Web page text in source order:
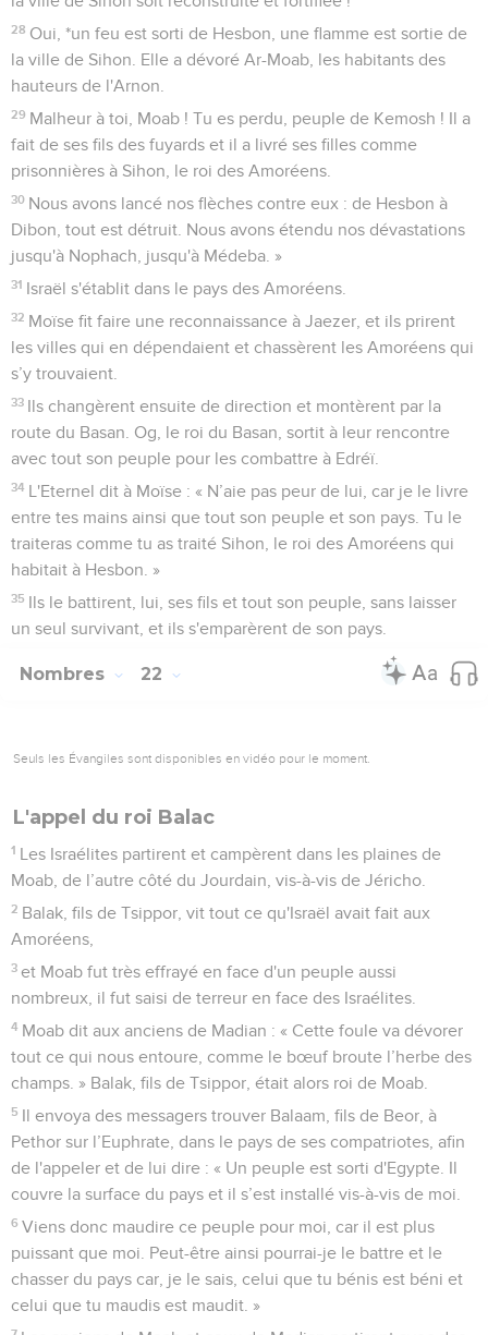
28 Oui, *un feu est sorti de Hesbon, une flamme est sortie de
la ville de Sihon. Elle a dévoré Ar-Moab, les habitants des
hauteurs de l'Arnon.
29 Malheur à toi, Moab ! Tu es perdu, peuple de Kemosh ! Il a
fait de ses fils des fuyards et il a livré ses filles comme
prisonnières à Sihon, le roi des Amoréens.
30 Nous avons lancé nos flèches contre eux : de Hesbon à
Dibon, tout est détruit. Nous avons étendu nos dévastations
jusqu'à Nophach, jusqu'à Médeba. »
31 Israël s'établit dans le pays des Amoréens.
32 Moïse fit faire une reconnaissance à Jaezer, et ils prirent
les villes qui en dépendaient et chassèrent les Amoréens qui
s’y trouvaient.
33 Ils changèrent ensuite de direction et montèrent par la
route du Basan. Og, le roi du Basan, sortit à leur rencontre
avec tout son peuple pour les combattre à Edréï.
34 L'Eternel dit à Moïse : « N’aie pas peur de lui, car je le livre
entre tes mains ainsi que tout son peuple et son pays. Tu le
traiteras comme tu as traité Sihon, le roi des Amoréens qui
habitait à Hesbon. »
35 Ils le battirent, lui, ses fils et tout son peuple, sans laisser
un seul survivant, et ils s'emparèrent de son pays.
Nombres 22
Seuls les Évangiles sont disponibles en vidéo pour le moment.
L'appel du roi Balac
1 Les Israélites partirent et campèrent dans les plaines de
Moab, de l’autre côté du Jourdain, vis-à-vis de Jéricho.
2 Balak, fils de Tsippor, vit tout ce qu'Israël avait fait aux
Amoréens,
3 et Moab fut très effrayé en face d'un peuple aussi
nombreux, il fut saisi de terreur en face des Israélites.
4 Moab dit aux anciens de Madian : « Cette foule va dévorer
tout ce qui nous entoure, comme le bœuf broute l’herbe des
champs. » Balak, fils de Tsippor, était alors roi de Moab.
5 Il envoya des messagers trouver Balaam, fils de Beor, à
Pethor sur l’Euphrate, dans le pays de ses compatriotes, afin
de l'appeler et de lui dire : « Un peuple est sorti d'Egypte. Il
couvre la surface du pays et il s’est installé vis-à-vis de moi.
6 Viens donc maudire ce peuple pour moi, car il est plus
puissant que moi. Peut-être ainsi pourrai-je le battre et le
chasser du pays car, je le sais, celui que tu bénis est béni et
celui que tu maudis est maudit. »